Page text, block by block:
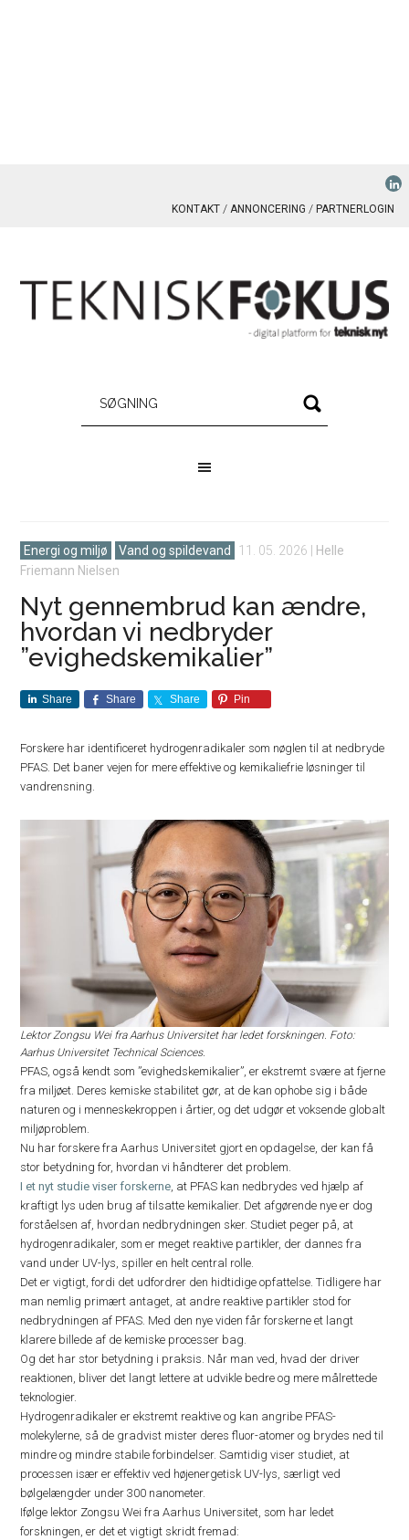
KONTAKT ANNONCERING PARTNERLOGIN
Energi og miljø Vand og spildevand 11. 05. 2026
Helle
Friemann Nielsen
Nyt gennembrud kan ændre,
hvordan vi nedbryder
”evighedskemikalier”
Share Share Share Pin
Forskere har identificeret hydrogenradikaler som nøglen til at nedbryde
PFAS. Det baner vejen for mere effektive og kemikaliefrie løsninger til
vandrensning.
Lektor Zongsu Wei fra Aarhus Universitet har ledet forskningen. Foto:
Aarhus Universitet Technical Sciences.
PFAS, også kendt som ”evighedskemikalier”, er ekstremt svære at fjerne
fra miljøet. Deres kemiske stabilitet gør, at de kan ophobe sig i både
naturen og i menneskekroppen i årtier, og det udgør et voksende globalt
miljøproblem.
Nu har forskere fra Aarhus Universitet gjort en opdagelse, der kan få
stor betydning for, hvordan vi håndterer det problem.
I et nyt studie viser forskerne , at PFAS kan nedbrydes ved hjælp af
kraftigt lys uden brug af tilsatte kemikalier. Det afgørende nye er dog
forståelsen af, hvordan nedbrydningen sker. Studiet peger på, at
hydrogenradikaler, som er meget reaktive partikler, der dannes fra
vand under UV-lys, spiller en helt central rolle.
Det er vigtigt, fordi det udfordrer den hidtidige opfattelse. Tidligere har
man nemlig primært antaget, at andre reaktive partikler stod for
nedbrydningen af PFAS. Med den nye viden får forskerne et langt
klarere billede af de kemiske processer bag.
Og det har stor betydning i praksis. Når man ved, hvad der driver
reaktionen, bliver det langt lettere at udvikle bedre og mere målrettede
teknologier.
Hydrogenradikaler er ekstremt reaktive og kan angribe PFAS-
molekylerne, så de gradvist mister deres fluor-atomer og brydes ned til
mindre og mindre stabile forbindelser. Samtidig viser studiet, at
processen især er effektiv ved højenergetisk UV-lys, særligt ved
bølgelængder under 300 nanometer.
Ifølge lektor Zongsu Wei fra Aarhus Universitet, som har ledet
forskningen, er det et vigtigt skridt fremad: